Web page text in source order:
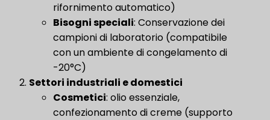
rifornimento automatico)
Bisogni speciali​: Conservazione dei
campioni di laboratorio (compatibile
con un ambiente di congelamento di
-20°C)
Settori industriali e domestici
Cosmetici​: olio essenziale,
confezionamento di creme (supporto